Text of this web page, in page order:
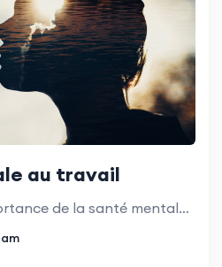
au travail
Sensibilisation à l'importance de la santé mentale et comment prendre soin de soi dans un environnement de travail exigeant.